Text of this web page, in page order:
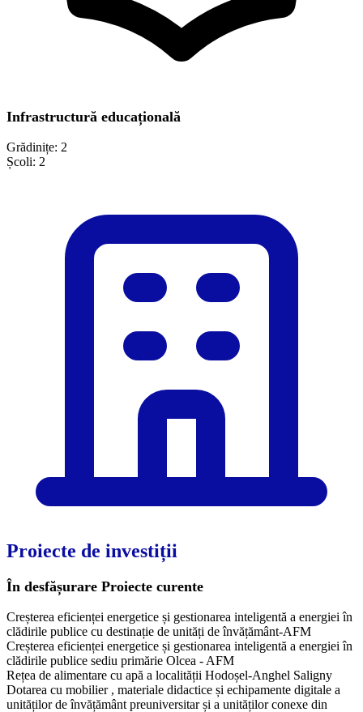
Infrastructură educațională
Grădinițe: 2
Școli: 2
Proiecte de investiții
În desfășurare Proiecte curente
Creșterea eficienței energetice și gestionarea inteligentă a energiei în
clădirile publice cu destinație de unități de învățământ-AFM
Creșterea eficienței energetice și gestionarea inteligentă a energiei în
clădirile publice sediu primărie Olcea - AFM
Rețea de alimentare cu apă a localității Hodoșel-Anghel Saligny
Dotarea cu mobilier , materiale didactice și echipamente digitale a
unităților de învățământ preuniversitar și a unităților conexe din